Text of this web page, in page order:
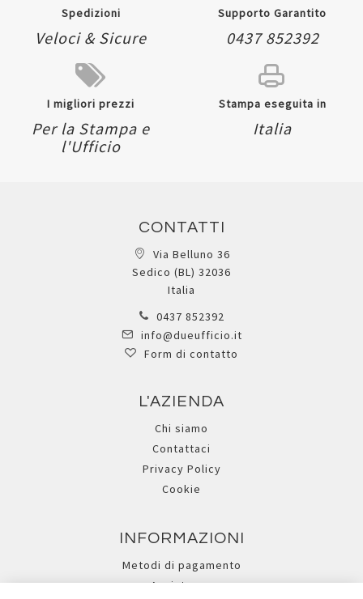
Spedizioni
Veloci & Sicure
Supporto Garantito
0437 852392
I migliori prezzi
Per la Stampa e
l'Ufficio
Stampa eseguita in
Italia
CONTATTI
Via Belluno 36
Sedico (BL) 32036
Italia
0437 852392
info@dueufficio.it
Form di contatto
L'AZIENDA
Chi siamo
Contattaci
Privacy Policy
Cookie
INFORMAZIONI
Metodi di pagamento
Assistenza